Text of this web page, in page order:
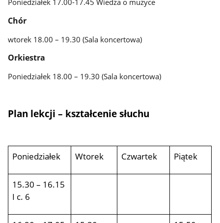
Poniedziałek 17.00-17.45 Wiedza o muzyce
Chór
wtorek 18.00 – 19.30 (Sala koncertowa)
Orkiestra
Poniedziałek 18.00 – 19.30 (Sala koncertowa)
Plan lekcji – kształcenie słuchu
Poniedziałek Wtorek Czwartek Piątek
15.30 – 16.15
I c. 6